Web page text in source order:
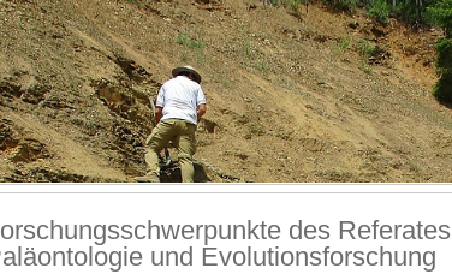
des Referates
und Evolutionsforschung